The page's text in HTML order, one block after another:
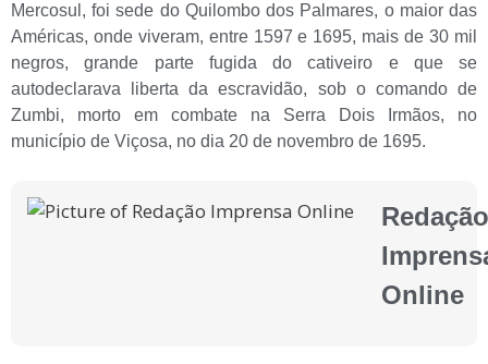
Mercosul, foi sede do Quilombo dos Palmares, o maior das
Américas, onde viveram, entre 1597 e 1695, mais de 30 mil
negros, grande parte fugida do cativeiro e que se
autodeclarava liberta da escravidão, sob o comando de
Zumbi, morto em combate na Serra Dois Irmãos, no
município de Viçosa, no dia 20 de novembro de 1695.
Redação
Online